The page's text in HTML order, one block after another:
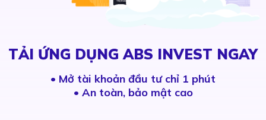
TẢI ỨNG DỤNG ABS INVEST NGAY
• Mở tài khoản đầu tư chỉ 1 phút
• An toàn, bảo mật cao